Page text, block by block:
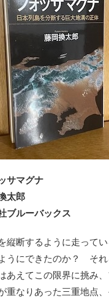
サマグナ
太郎
ブルーバックス
縦断するように走って
うにできたのか？ それ
あえてこの限界に挑み
重なりあった三重地点